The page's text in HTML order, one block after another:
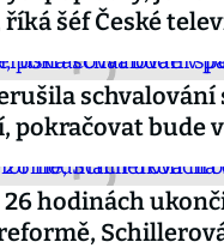
šéf České
schvalování
pokračovat bude
26 hodinách